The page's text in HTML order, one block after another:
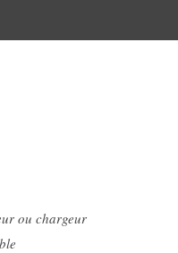
ou chargeur